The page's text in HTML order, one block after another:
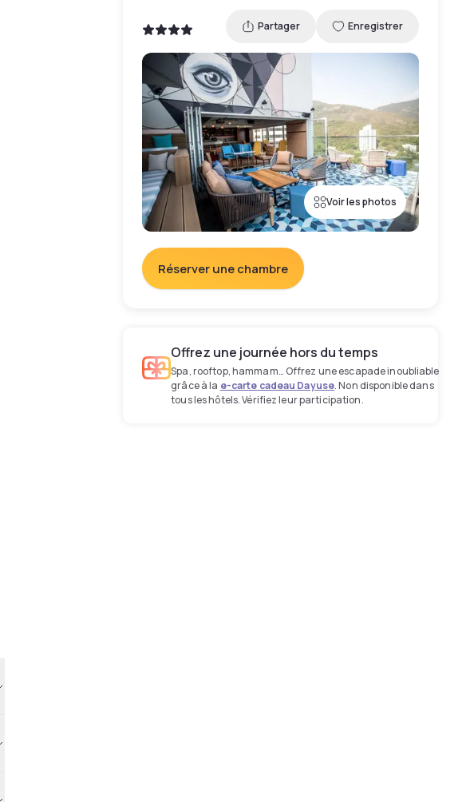
Partager Enregistrer
Voir les photos
Réserver une chambre
Offrez une journée hors du temps
Spa, rooftop, hammam… Offrez une escapade inoubliable
grâce à la e-carte cadeau Dayuse. Non disponible dans
tous les hôtels. Vérifiez leur participation.